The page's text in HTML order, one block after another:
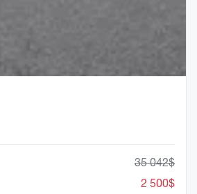
35 042$
2 500$